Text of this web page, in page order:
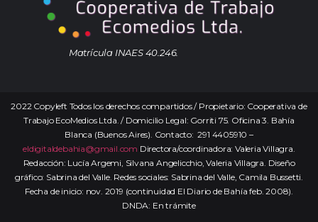
Matrícula INAES 40.246.
2022 Copyleft Todos los derechos compartidos / Propietario: Cooperativa de
Trabajo EcoMedios Ltda. / Domicilio Legal: Gorriti 75. Oficina 3. Bahía
Blanca (Buenos Aires). Contacto: 291 4405910 –
eldigitaldebahia@gmail.com Directora/coordinadora: Valeria Villagra.
Redacción: Lucía Argemi, Silvana Angelicchio, Valeria Villagra. Diseño
gráfico: Sabrina del Valle. Redes sociales: Sabrina del Valle, Camila Bussetti.
Fecha de inicio: nov. 2019 (continuidad El Diario de Bahía feb. 2008).
DNDA: En trámite